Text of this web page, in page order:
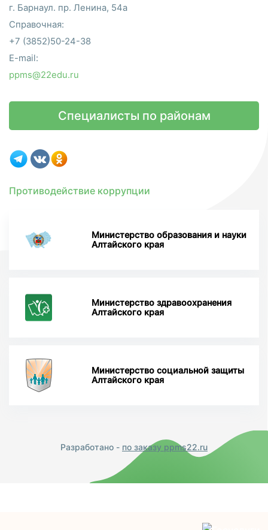
г. Барнаул. пр. Ленина, 54а
Справочная:
+7 (3852)50-24-38
E-mail:
ppms@22edu.ru
Специалисты по районам
Противодействие коррупции
Министерство образования и науки
Алтайского края
Министерство здравоохранения
Алтайского края
Министерство социальной защиты
Алтайского края
Разработано - по заказу ppms22.ru